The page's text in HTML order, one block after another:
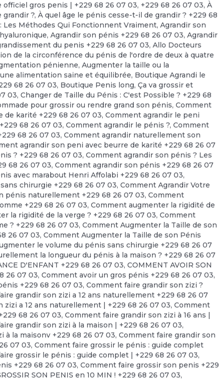
officiel gros penis | +229 68 26 07 03, +229 68 26 07 03,À
grandir ?,À quel âge le pénis cesse-t-il de grandir ? +229 68
Les Méthodes Qui Fonctionnent Vraiment,Agrandir son
,Agrandir son pénis +229 68 26 07 03,Agrandir
du penis +229 68 26 07 03,Allo Docteurs
de la circonférence du pénis de l'ordre de deux à quatre
pénienne,Augmenter la taille ou la
alimentation saine et équilibrée, Boutique Agrandi le
68 26 07 03, Boutique Penis long,Ça va grossir et
03,Changer de Taille du Pénis : C'est Possible ? +229 68
pour grossir ou rendre grand son pénis,Comment
de karité +229 68 26 07 03,Comment agrandir le peni
68 26 07 03,Comment agrandir le pénis ?,Comment
68 26 07 03,Comment agrandir naturellement son
agrandir son peni avec beurre de karité +229 68 26 07
? +229 68 26 07 03,Comment agrandir son pénis ? Les
68 26 07 03,Comment agrandir son pénis +229 68 26 07
avec marabout Henri Affolabi +229 68 26 07 03,
chirurgie +229 68 26 07 03,Comment Agrandir Votre
pénis naturellement +229 68 26 07 03,Comment
+229 68 26 07 03,Comment augmenter la rigidité de
la rigidité de la verge ? +229 68 26 07 03,Comment
? +229 68 26 07 03,Comment Augmenter la Taille de son
26 07 03,Comment Augmenter la Taille de son Pénis
le volume du pénis sans chirurgie +229 68 26 07
la longueur du pénis à la maison ? +229 68 26 07
D'ENFANT +229 68 26 07 03,COMMENT AVOIR SON
26 07 03,Comment avoir un gros pénis +229 68 26 07 03,
+229 68 26 07 03,Comment faire grandir son zizi ?
grandir son zizi a 12 ans naturellement +229 68 26 07
zizi a 12 ans naturellement | +229 68 26 07 03,Comment
68 26 07 03,Comment faire grandir son zizi à 16 ans |
grandir son zizi à la maison | +229 68 26 07 03,
à la maisonv +229 68 26 07 03,Comment faire grandir son
07 03,Comment faire grossir le pénis : guide complet
grossir le pénis : guide complet | +229 68 26 07 03,
+229 68 26 07 03,Comment faire grossir son penis +229
SON PENIS en 10 MIN ! +229 68 26 07 03,